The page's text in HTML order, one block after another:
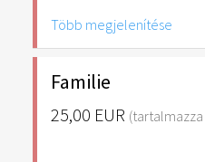
Hinweis: Für Kinder
empfehlenswert.
Több megjelenítése
Familie
25,00 EUR